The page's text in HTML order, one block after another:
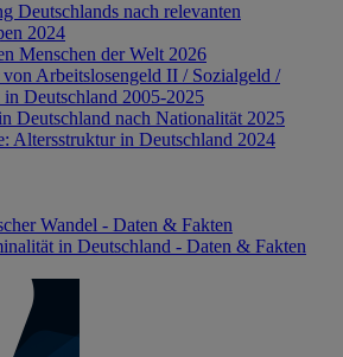
Deutschlands nach relevanten
2024
Menschen der Welt 2026
Arbeitslosengeld II / Sozialgeld /
Deutschland 2005-2025
Deutschland nach Nationalität 2025
Altersstruktur in Deutschland 2024
Wandel - Daten & Fakten
in Deutschland - Daten & Fakten